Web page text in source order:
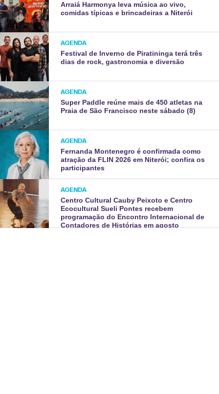
Arraiá Harmonya leva música ao vivo,
comidas típicas e brincadeiras a Niterói
AGENDA
Festival de Inverno de Piratininga terá três
dias de rock, gastronomia e diversão
AGENDA
Super Paddle reúne mais de 450 atletas na
Praia de São Francisco neste sábado (8)
AGENDA
Fernanda Montenegro é confirmada como
atração da FLIN 2026 em Niterói; confira os
participantes
AGENDA
Centro Cultural Cauby Peixoto e Centro
Ecocultural Sueli Pontes recebem
programação do Encontro Internacional de
Contadores de Histórias em agosto